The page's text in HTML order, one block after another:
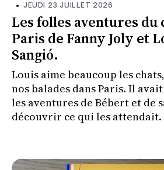
• JEUDI 23 JUILLET 2026
Les folles aventures du
Paris de Fanny Joly et
Sangió.
Louis aime beaucoup les
nos balades dans Paris. Il
les aventures de Bébert et de
découvrir ce qui les attendait.